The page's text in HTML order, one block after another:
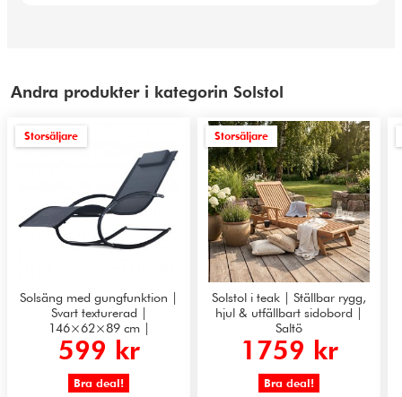
Andra produkter i kategorin Solstol
Storsäljare
Solsäng med gungfunktion |
Svart texturerad |
146×62×89 cm |
Havstenssund 2026
599 kr
Bra deal!
Storsäljare
Solstol i teak | Ställbar rygg,
hjul & utfällbart sidobord |
Saltö
1759 kr
Bra deal!